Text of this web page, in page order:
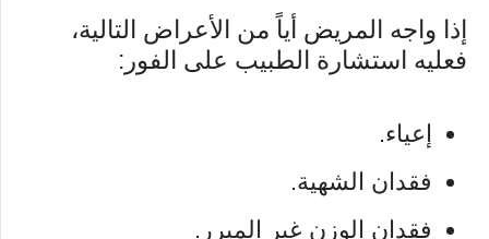
إذا واجه المريض أياً من الأعراض التالية،
فعليه استشارة الطبيب على الفور:
إعياء.
فقدان الشهية.
فقدان الوزن غير المبرر.